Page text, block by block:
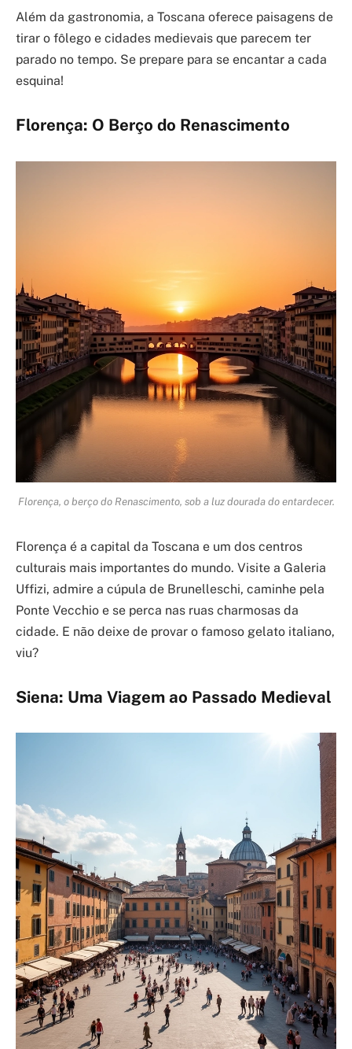
Além da gastronomia, a Toscana oferece paisagens de
tirar o fôlego e cidades medievais que parecem ter
parado no tempo. Se prepare para se encantar a cada
esquina!
Florença: O Berço do Renascimento
Florença, o berço do Renascimento, sob a luz dourada do entardecer.
Florença é a capital da Toscana e um dos centros
culturais mais importantes do mundo. Visite a Galeria
Uffizi, admire a cúpula de Brunelleschi, caminhe pela
Ponte Vecchio e se perca nas ruas charmosas da
cidade. E não deixe de provar o famoso gelato italiano,
viu?
Siena: Uma Viagem ao Passado Medieval